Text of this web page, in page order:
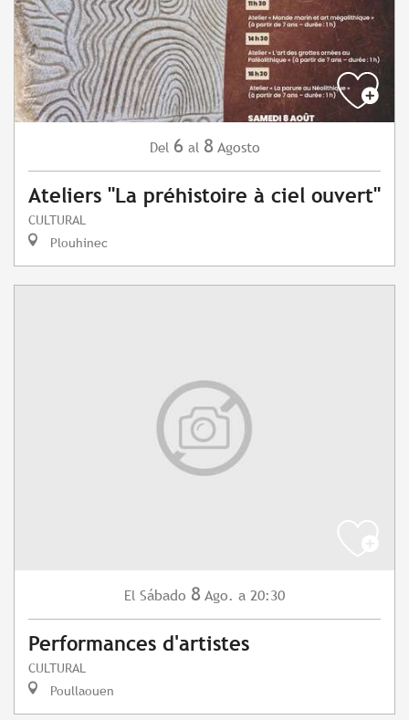
Del 6 al 8 Agosto
Ateliers "La préhistoire à ciel ouvert"
CULTURAL
Plouhinec
El Sábado 8 Ago. a 20:30
Performances d'artistes
CULTURAL
Poullaouen